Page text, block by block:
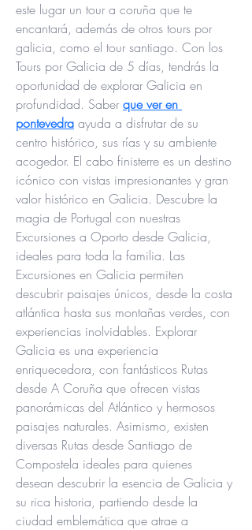
este lugar un tour a coruña que te
encantará, además de otros tours por
galicia, como el tour santiago. Con los
Tours por Galicia de 5 días, tendrás la
oportunidad de explorar Galicia en
profundidad. Saber que ver en
pontevedra ayuda a disfrutar de su
centro histórico, sus rías y su ambiente
acogedor. El cabo finisterre es un destino
icónico con vistas impresionantes y gran
valor histórico en Galicia. Descubre la
magia de Portugal con nuestras
Excursiones a Oporto desde Galicia,
ideales para toda la familia. Las
Excursiones en Galicia permiten
descubrir paisajes únicos, desde la costa
atlántica hasta sus montañas verdes, con
experiencias inolvidables. Explorar
Galicia es una experiencia
enriquecedora, con fantásticos Rutas
desde A Coruña que ofrecen vistas
panorámicas del Atlántico y hermosos
paisajes naturales. Asimismo, existen
diversas Rutas desde Santiago de
Compostela ideales para quienes
desean descubrir la esencia de Galicia y
su rica historia, partiendo desde la
ciudad emblemática que atrae a